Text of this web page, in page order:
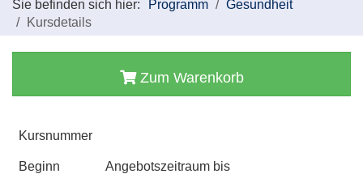
Sie befinden sich hier: Programm
Gesundheit
Kursdetails
Zum Warenkorb
Kursnummer
Beginn Angebotszeitraum bis